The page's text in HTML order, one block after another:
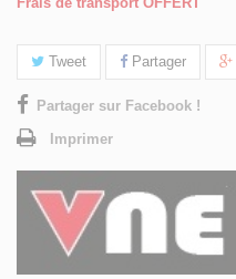
Tweet Partager
Partager sur Facebook !
Imprimer